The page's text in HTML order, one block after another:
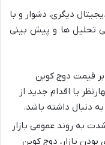
دیگری، دشوار و با
تحلیل ها و پیش بینی
بر قیمت دوج کوین
یا اقدام جدید از
دنبال داشته باشد.
به روند عمومی بازار
بازار، دوج کوین